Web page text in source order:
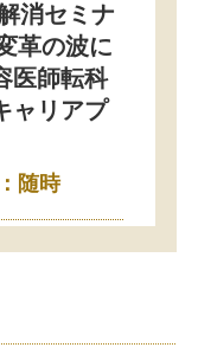
消セミナ
革の波に
医師転科
ャリアプ
随時